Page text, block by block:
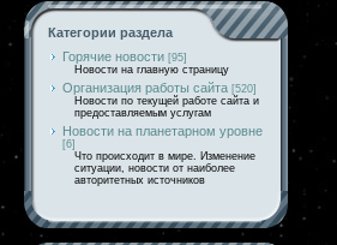
Категории раздела
Горячие новости [95]
Новости на главную страницу
Организация работы сайта [520]
Новости по текущей работе сайта и
предоставляемым услугам
Новости на планетарном уровне
[6]
Что происходит в мире. Изменение
ситуации, новости от наиболее
авторитетных источников